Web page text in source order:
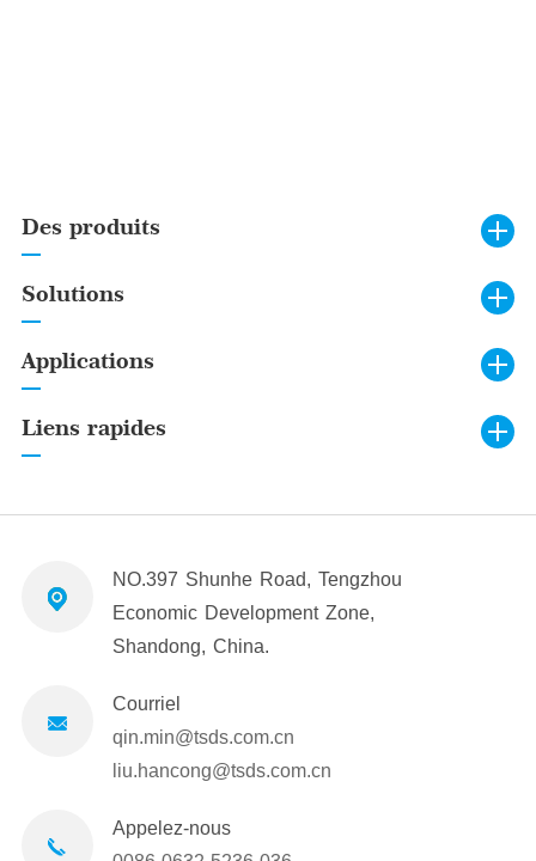
Des produits
Solutions
Applications
Liens rapides
NO.397 Shunhe Road, Tengzhou
Economic Development Zone,
Shandong, China.
Courriel
qin.min@tsds.com.cn
liu.hancong@tsds.com.cn
Appelez-nous